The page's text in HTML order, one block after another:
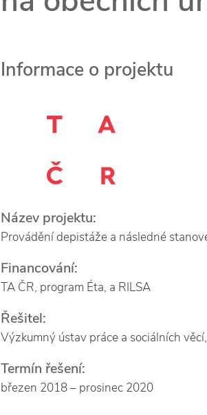
Informace o projektu
Název projektu:
Provádění depistáže a následné
Financování:
TA ČR, program Éta, a RILSA
Řešitel:
Výzkumný ústav práce a sociálních
Termín řešení:
březen 2018 – prosinec 2020